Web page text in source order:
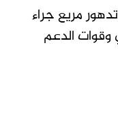
مريع جراء
وقوات الدعم